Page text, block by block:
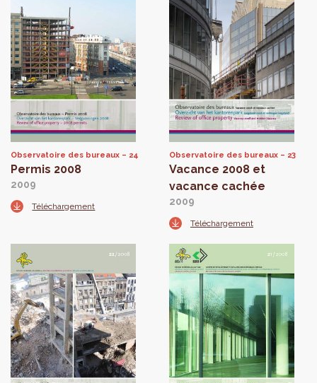
Observatoire des bureaux 24
Permis 2008
2009
Téléchargement
Observatoire des bureaux 23
Vacance 2008 et
vacance cachée
2009
Téléchargement